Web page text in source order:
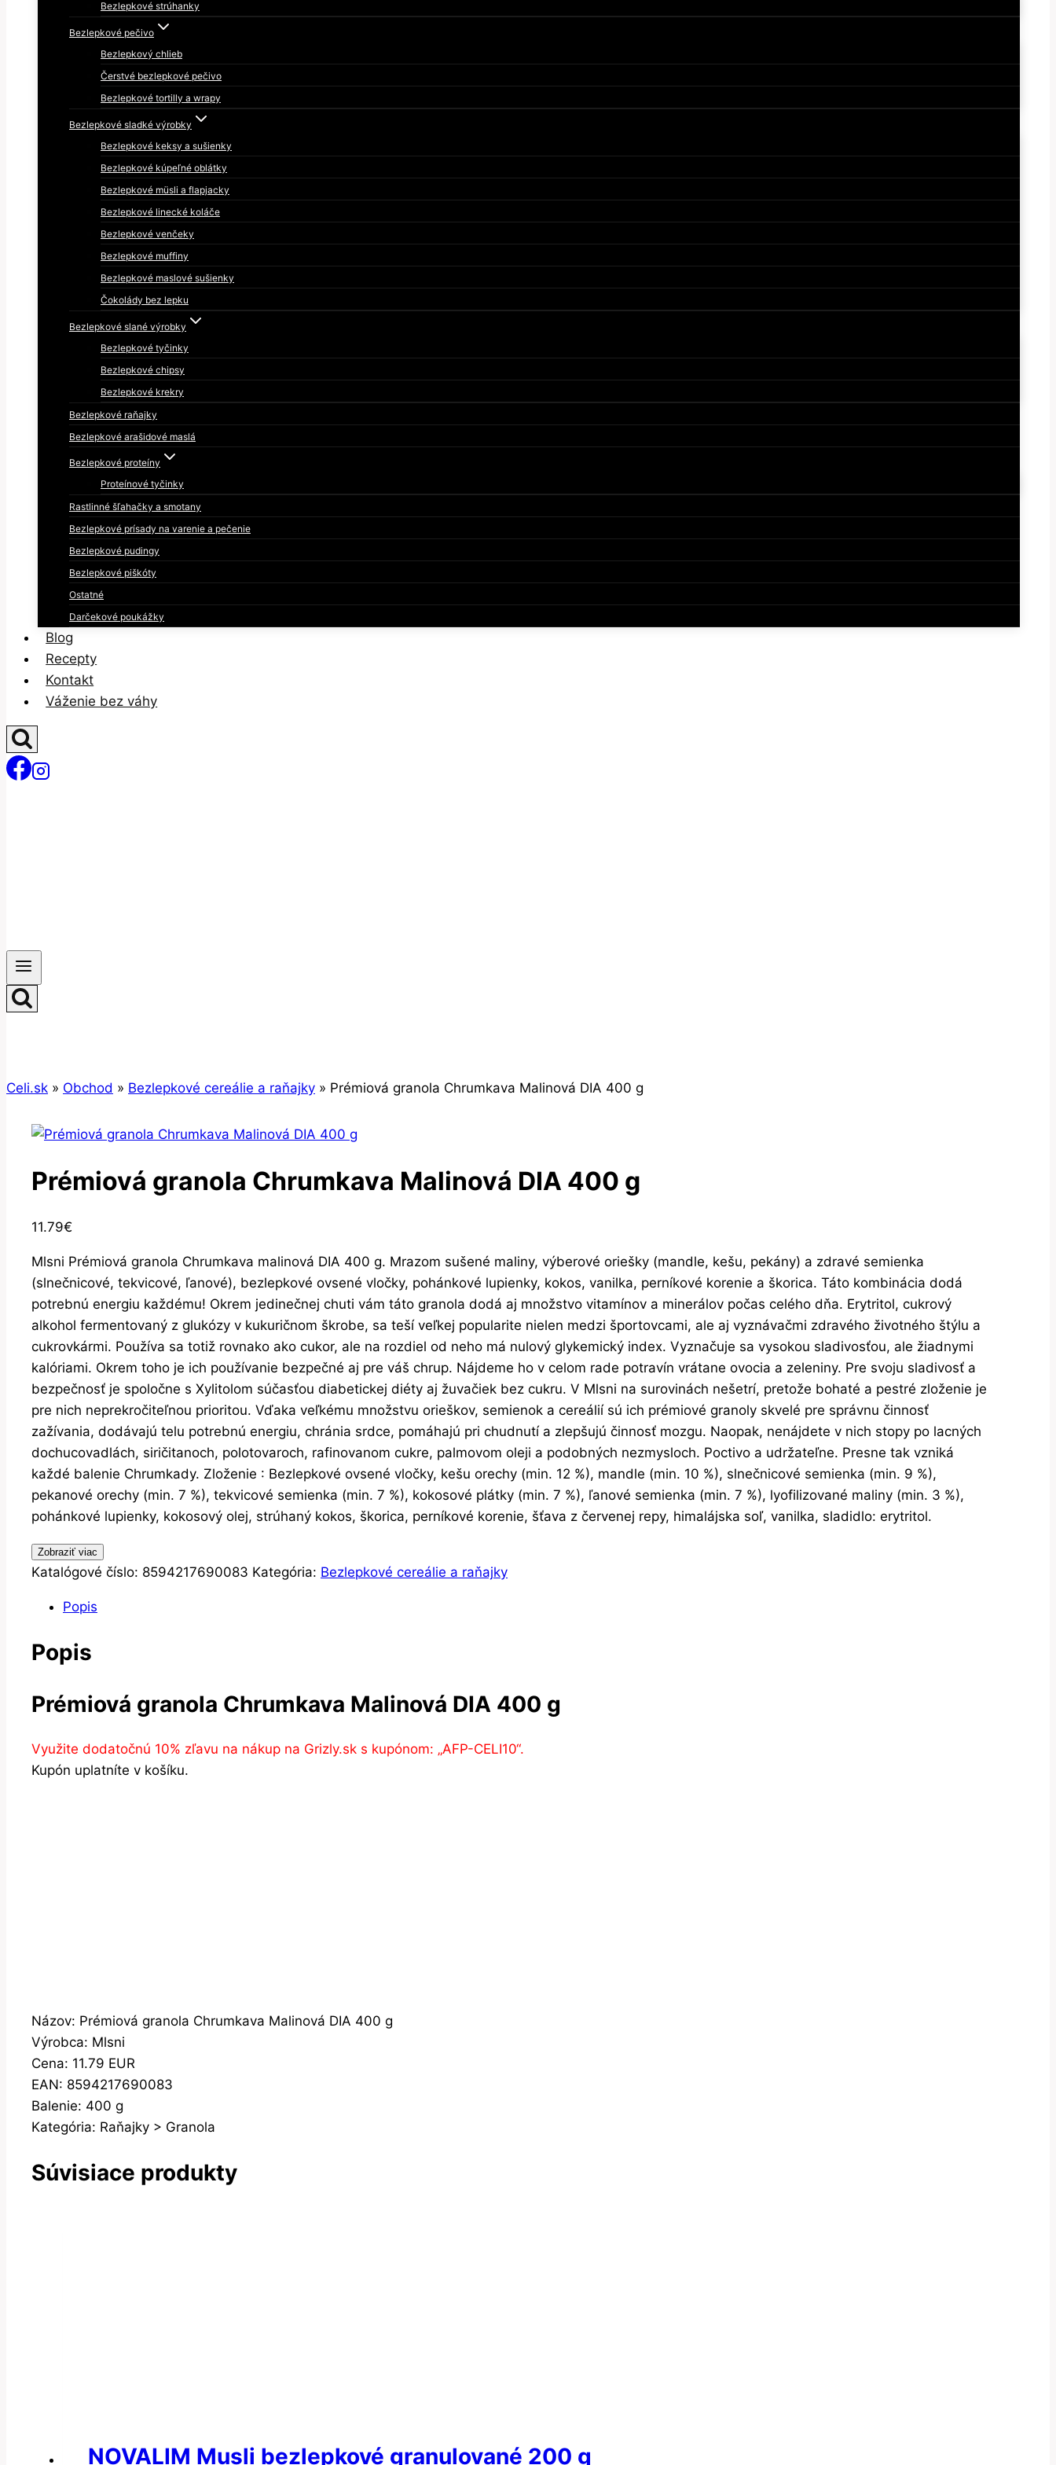
Bezlepkové strúhanky
Bezlepkové pečivo
Bezlepkový chlieb
Čerstvé bezlepkové pečivo
Bezlepkové tortilly a wrapy
Bezlepkové sladké výrobky
Bezlepkové keksy a sušienky
Bezlepkové kúpeľné oblátky
Bezlepkové müsli a flapjacky
Bezlepkové linecké koláče
Bezlepkové venčeky
Bezlepkové muffiny
Bezlepkové maslové sušienky
Čokolády bez lepku
Bezlepkové slané výrobky
Bezlepkové tyčinky
Bezlepkové chipsy
Bezlepkové krekry
Bezlepkové raňajky
Bezlepkové arašidové maslá
Bezlepkové proteíny
Proteínové tyčinky
Rastlinné šľahačky a smotany
Bezlepkové prísady na varenie a pečenie
Bezlepkové pudingy
Bezlepkové piškóty
Ostatné
Darčekové poukážky
Blog
Recepty
Kontakt
Váženie bez váhy
Celi.sk » Obchod » Bezlepkové cereálie a raňajky » Prémiová granola Chrumkava Malinová DIA 400 g
Prémiová granola Chrumkava Malinová DIA 400 g
11.79€
Mlsni Prémiová granola Chrumkava malinová DIA 400 g. Mrazom sušené maliny, výberové oriešky (mandle, kešu, pekány) a zdravé semienka
(slnečnicové, tekvicové, ľanové), bezlepkové ovsené vločky, pohánkové lupienky, kokos, vanilka, perníkové korenie a škorica. Táto kombinácia dodá
potrebnú energiu každému! Okrem jedinečnej chuti vám táto granola dodá aj množstvo vitamínov a minerálov počas celého dňa. Erytritol, cukrový
alkohol fermentovaný z glukózy v kukuričnom škrobe, sa teší veľkej popularite nielen medzi športovcami, ale aj vyznávačmi zdravého životného štýlu a
cukrovkármi. Používa sa totiž rovnako ako cukor, ale na rozdiel od neho má nulový glykemický index. Vyznačuje sa vysokou sladivosťou, ale žiadnymi
kalóriami. Okrem toho je ich používanie bezpečné aj pre váš chrup. Nájdeme ho v celom rade potravín vrátane ovocia a zeleniny. Pre svoju sladivosť a
bezpečnosť je spoločne s Xylitolom súčasťou diabetickej diéty aj žuvačiek bez cukru. V Mlsni na surovinách nešetrí, pretože bohaté a pestré zloženie je
pre nich neprekročiteľnou prioritou. Vďaka veľkému množstvu orieškov, semienok a cereálií sú ich prémiové granoly skvelé pre správnu činnosť
zažívania, dodávajú telu potrebnú energiu, chránia srdce, pomáhajú pri chudnutí a zlepšujú činnosť mozgu. Naopak, nenájdete v nich stopy po lacných
dochucovadlách, siričitanoch, polotovaroch, rafinovanom cukre, palmovom oleji a podobných nezmysloch. Poctivo a udržateľne. Presne tak vzniká
každé balenie Chrumkady. Zloženie : Bezlepkové ovsené vločky, kešu orechy (min. 12 %), mandle (min. 10 %), slnečnicové semienka (min. 9 %),
pekanové orechy (min. 7 %), tekvicové semienka (min. 7 %), kokosové plátky (min. 7 %), ľanové semienka (min. 7 %), lyofilizované maliny (min. 3 %),
pohánkové lupienky, kokosový olej, strúhaný kokos, škorica, perníkové korenie, šťava z červenej repy, himalájska soľ, vanilka, sladidlo: erytritol.
Zobraziť viac
Katalógové číslo: 8594217690083 Kategória: Bezlepkové cereálie a raňajky
Popis
Popis
Prémiová granola Chrumkava Malinová DIA 400 g
Využite dodatočnú 10% zľavu na nákup na Grizly.sk s kupónom: „AFP-CELI10“.
Kupón uplatníte v košíku.
Názov: Prémiová granola Chrumkava Malinová DIA 400 g
Výrobca: Mlsni
Cena: 11.79 EUR
EAN: 8594217690083
Balenie: 400 g
Kategória: Raňajky > Granola
Súvisiace produkty
NOVALIM Musli bezlepkové granulované 200 g